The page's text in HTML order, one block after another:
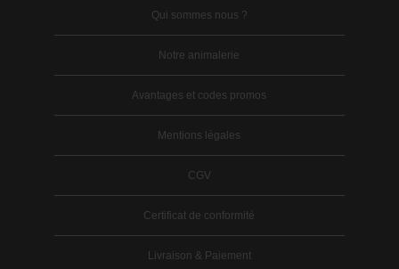
Qui sommes nous ?
Notre animalerie
Avantages et codes promos
Mentions légales
CGV
Certificat de conformité
Livraison & Paiement